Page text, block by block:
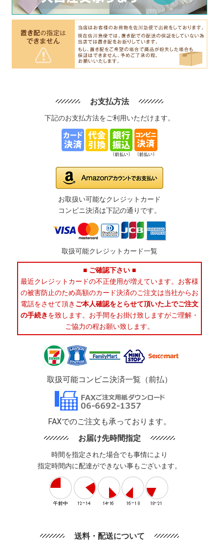
お支払方法
下記のお支払方法をご利用いただけます。
お取扱い可能なクレジットカード
コンビニ決済は下記の通りです。
取扱可能クレジットカード一覧
■ ご確認下さい ■
最近クレジットカードの不正使用が増えています。お客様
の被害防止のため高額のカード決済のご注文は当社からお
電話をさせて頂き ご本人確認をとらせて頂いた上でご注文
の手続きを致します。お手間をお掛け致しますがご理解・
ご協力の程お願い致します。
取扱可能コンビニ決済一覧（前払）
FAXでのご注文も承っております。
お届け先時間指定
時間を指定された場合でも事情により
指定時間内に配達ができない事もございます。
送料・配送について